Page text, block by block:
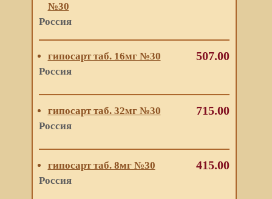
№30
Россия
гипосарт таб. 16мг №30
Россия
507.00
гипосарт таб. 32мг №30
Россия
715.00
гипосарт таб. 8мг №30
Россия
415.00